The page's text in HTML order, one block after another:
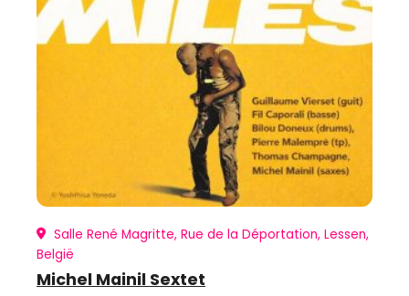
Salle René Magritte, Rue de la Déportation, Lessen,
België
Michel Mainil Sextet